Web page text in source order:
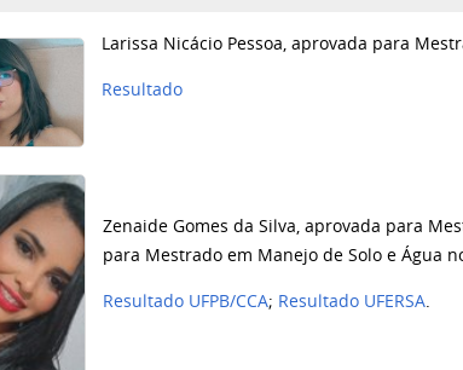
Larissa Nicácio Pessoa, aprovada para
Resultado
Zenaide Gomes da Silva, aprovada para
para Mestrado em Manejo de Solo e Água
Resultado UFPB/CCA; Resultado UFERSA